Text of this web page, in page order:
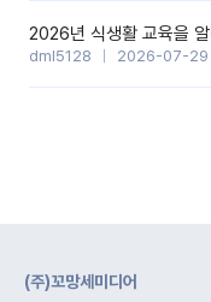
2026년 식생활 교육을
dml5128 2026-07-29
(주)꼬망세미디어